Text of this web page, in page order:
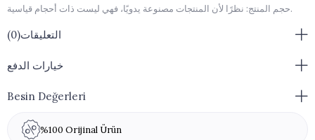
حجم المنتج: نظرًا لأن المنتجات مصنوعة يدويًا، فهي ليست ذات أحجام قياسية.
التعليقات(0)
خيارات الدفع
Besin Değerleri
%100 Orijinal Ürün